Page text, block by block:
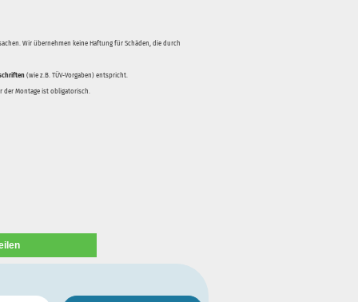
Wir übernehmen keine Haftung für Schäden, die durch
(wie z.B. TÜV-Vorgaben) entspricht.
der Montage ist obligatorisch.